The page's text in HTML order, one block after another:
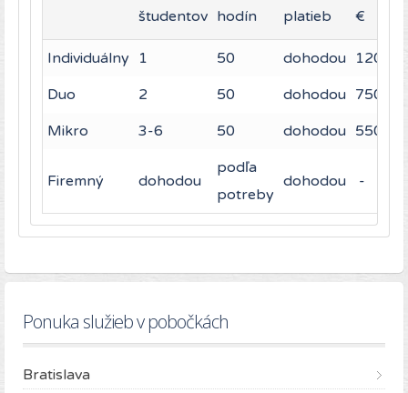
študentov hodín
platieb
€
Individuálny 1 50 dohodou 1200
Duo
2 50 dohodou 750
Mikro
3-6 50 dohodou 550
Firemný dohodou
podľa
potreby
dohodou -
Ponuka služieb v pobočkách
Bratislava